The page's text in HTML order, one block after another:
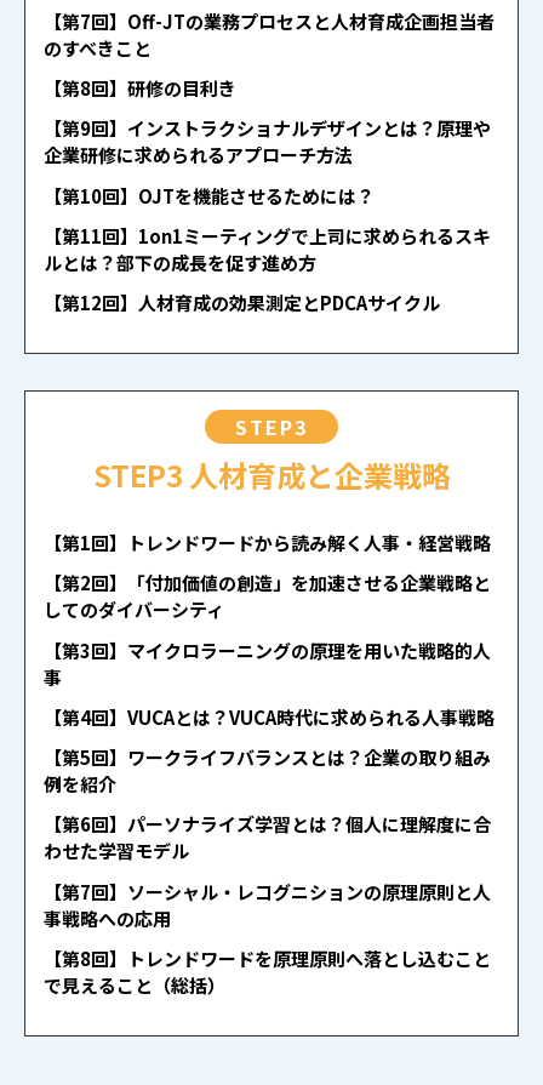
【第7回】Off-JTの業務プロセスと人材育成企画担当者
のすべきこと
【第8回】研修の目利き
【第9回】インストラクショナルデザインとは？原理や
企業研修に求められるアプローチ方法
【第10回】OJTを機能させるためには？
【第11回】1on1ミーティングで上司に求められるスキ
ルとは？部下の成長を促す進め方
【第12回】人材育成の効果測定とPDCAサイクル
STEP3
STEP3 人材育成と企業戦略
【第1回】トレンドワードから読み解く人事・経営戦略
【第2回】「付加価値の創造」を加速させる企業戦略と
してのダイバーシティ
【第3回】マイクロラーニングの原理を用いた戦略的人
事
【第4回】VUCAとは？VUCA時代に求められる人事戦略
【第5回】ワークライフバランスとは？企業の取り組み
例を紹介
【第6回】パーソナライズ学習とは？個人に理解度に合
わせた学習モデル
【第7回】ソーシャル・レコグニションの原理原則と人
事戦略への応用
【第8回】トレンドワードを原理原則へ落とし込むこと
で見えること（総括）